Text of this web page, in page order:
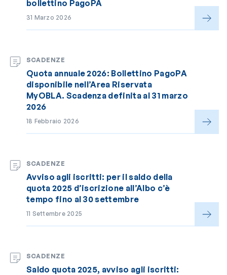
bollettino PagoPA
31 Marzo 2026
SCADENZE
Quota annuale 2026: Bollettino PagoPA
disponibile nell’Area Riservata
MyOBLA. Scadenza definita al 31 marzo
2026
18 Febbraio 2026
SCADENZE
Avviso agli iscritti: per il saldo della
quota 2025 d’iscrizione all’Albo c’è
tempo fino al 30 settembre
11 Settembre 2025
SCADENZE
Saldo quota 2025, avviso agli iscritti: